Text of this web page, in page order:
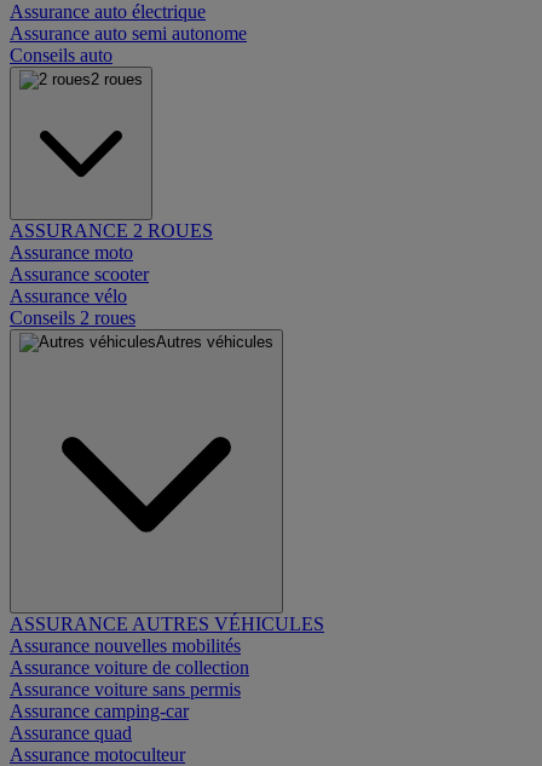
Assurance auto électrique
Assurance auto semi autonome
Conseils auto
2 roues
ASSURANCE 2 ROUES
Assurance moto
Assurance scooter
Assurance vélo
Conseils 2 roues
Autres véhicules
ASSURANCE AUTRES VÉHICULES
Assurance nouvelles mobilités
Assurance voiture de collection
Assurance voiture sans permis
Assurance camping-car
Assurance quad
Assurance motoculteur